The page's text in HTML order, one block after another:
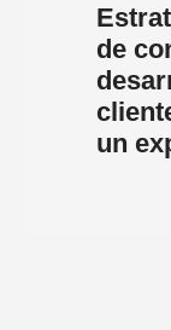
de
un